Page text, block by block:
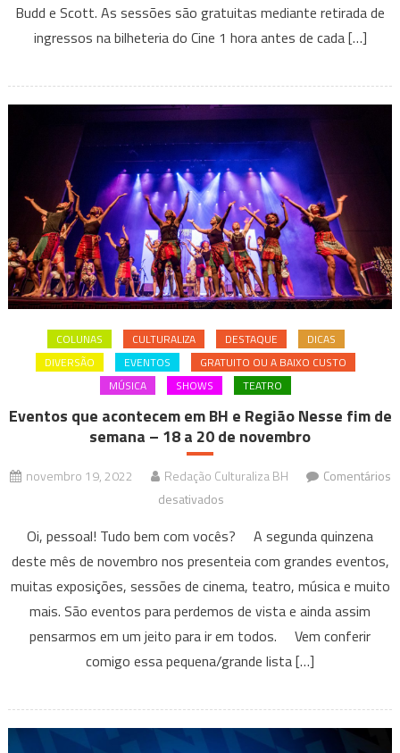
BH
e
final
de
semana
(29/04
a
01/05)?
Confira
38
eventos!
Budd e Scott. As sessões são gratuitas mediante retirada de
ingressos na bilheteria do Cine 1 hora antes de cada […]
COLUNAS CULTURALIZA DESTAQUE
DICAS
DIVERSÃO
EVENTOS
GRATUITO OU A BAIXO CUSTO
MÚSICA
SHOWS TEATRO
Eventos que acontecem em BH e Região Nesse fim de
semana – 18 a 20 de novembro
novembro 19, 2022 Redação Culturaliza BH
Comentários
desativados
que
acontecem
em
BH
e
Região
Oi, pessoal! Tudo bem com vocês? A segunda quinzena
deste mês de novembro nos presenteia com grandes eventos,
muitas exposições, sessões de cinema, teatro, música e muito
mais. São eventos para perdemos de vista e ainda assim
pensarmos em um jeito para ir em todos. Vem conferir
comigo essa pequena/grande lista […]